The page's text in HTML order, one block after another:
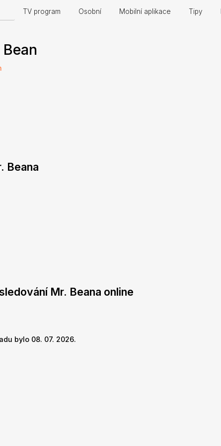
TV program Osobní Mobilní aplikace Tipy
Bean
Beana
Mr. Beana online
bylo 08. 07. 2026.